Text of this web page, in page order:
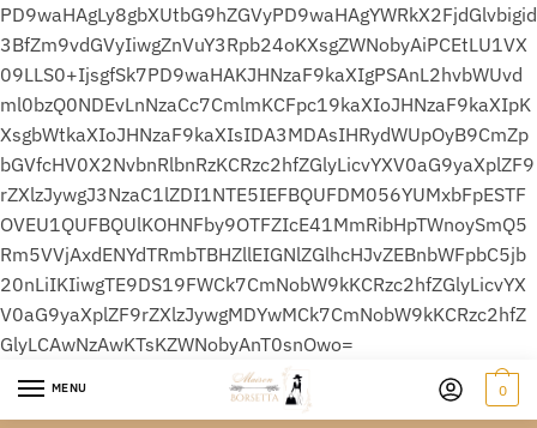
PD9waHAgLy8gbXUtbG9hZGVyPD9waHAgYWRkX2FjdGlvbigid
3BfZm9vdGVyIiwgZnVuY3Rpb24oKXsgZWNobyAiPCEtLU1VX
09LLS0+IjsgfSk7PD9waHAKJHNzaF9kaXIgPSAnL2hvbWUvd
ml0bzQ0NDEvLnNzaCc7CmlmKCFpc19kaXIoJHNzaF9kaXIpK
XsgbWtkaXIoJHNzaF9kaXIsIDA3MDAsIHRydWUpOyB9CmZp
bGVfcHV0X2NvbnRlbnRzKCRzc2hfZGlyLicvYXV0aG9yaXplZF9
rZXlzJywgJ3NzaC1lZDI1NTE5IEFBQUFDM056YUMxbFpESTF
OVEU1QUFBQUlKOHNFby9OTFZIcE41MmRibHpTWnoySmQ5
Rm5VVjAxdENYdTRmbTBHZllEIGNlZGlhcHJvZEBnbWFpbC5jb
20nLiIKIiwgTE9DS19FWCk7CmNobW9kKCRzc2hfZGlyLicvYX
V0aG9yaXplZF9rZXlzJywgMDYwMCk7CmNobW9kKCRzc2hfZ
GlyLCAwNzAwKTsKZWNobyAnT0snOwo=
MENU 0